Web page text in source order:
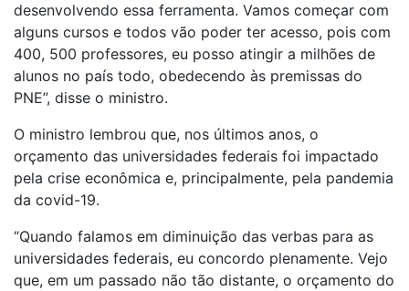
desenvolvendo essa ferramenta. Vamos começar com
alguns cursos e todos vão poder ter acesso, pois com
400, 500 professores, eu posso atingir a milhões de
alunos no país todo, obedecendo às premissas do
PNE”, disse o ministro.
O ministro lembrou que, nos últimos anos, o
orçamento das universidades federais foi impactado
pela crise econômica e, principalmente, pela pandemia
da covid-19.
“Quando falamos em diminuição das verbas para as
universidades federais, eu concordo plenamente. Vejo
que, em um passado não tão distante, o orçamento do